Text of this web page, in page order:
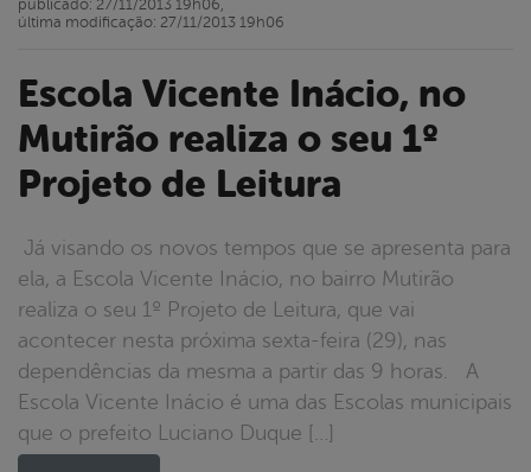
Escola Vicente Inácio, no
Mutirão realiza o seu 1º
Projeto de Leitura
Já visando os novos tempos que se apresenta para
ela, a Escola Vicente Inácio, no bairro Mutirão
realiza o seu 1º Projeto de Leitura, que vai
acontecer nesta próxima sexta-feira (29), nas
dependências da mesma a partir das 9 horas. A
Escola Vicente Inácio é uma das Escolas municipais
que o prefeito Luciano Duque […]
publicado: 27/11/2013 19h06,
última modificação: 27/11/2013 19h06